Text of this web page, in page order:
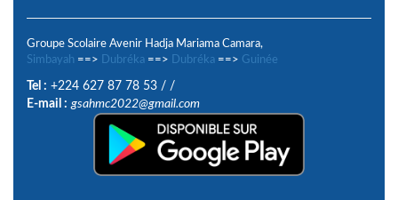
Groupe Scolaire Avenir Hadja Mariama Camara,
Simbayah ==> Dubréka ==> Dubréka ==> Guinée
Tel : +224 627 87 78 53 / /
E-mail : gsahmc2022@gmail.com